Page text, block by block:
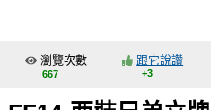
交流中心
攤位轉讓區
瀏覽次數
667
跟它說讚
+3